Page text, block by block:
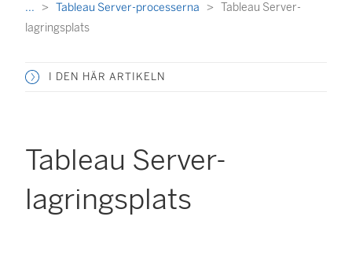
...
Tableau Server-processerna
Tableau Server-
lagringsplats
I DEN HÄR ARTIKELN
Tableau Server-
lagringsplats